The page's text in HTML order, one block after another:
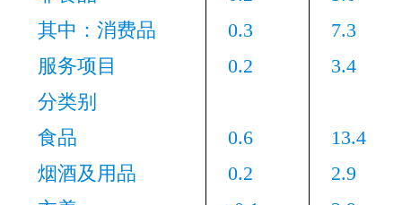
其中：消费品
0.3
7.3
服务项目
0.2
3.4
分类别
食品
0.6
13.4
烟酒及用品
0.2
2.9